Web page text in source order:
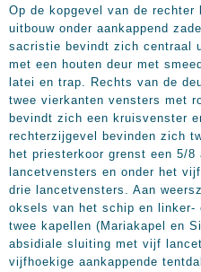
Op de kopgevel van de
uitbouw onder aankappend
sacristie bevindt zich centraal
met een houten deur met
latei en trap. Rechts van de
twee vierkanten vensters met
bevindt zich een kruisvenster
rechterzijgevel bevinden zich
het priesterkoor grenst een 5/
lancetvensters en onder het
drie lancetvensters. Aan
oksels van het schip en linker-
twee kapellen (Mariakapel en
absidiale sluiting met vijf
vijfhoekige aankappende